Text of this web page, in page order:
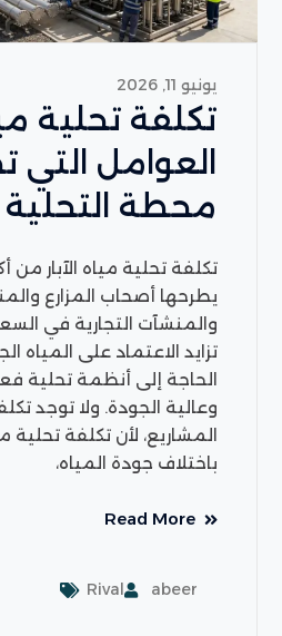
يونيو 11, 2026
تكلفة تحلية
العوامل التي
محطة التحلية
تكلفة تحلية مياه الآبار من
يطرحها أصحاب المزارع
والمنشآت التجارية في
تزايد الاعتماد على المياه
الحاجة إلى أنظمة تحلية
وعالية الجودة. ولا توجد
المشاريع، لأن تكلفة تحلية
باختلاف جودة المياه،
Read More
abeer
Rival